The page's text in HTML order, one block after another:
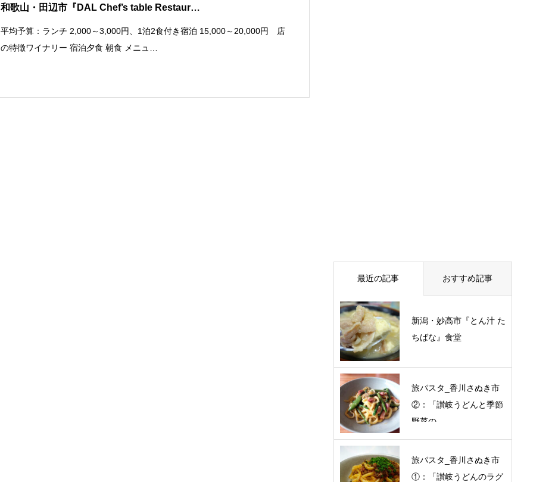
和歌山・田辺市『DAL Chef’s table Restaur…
平均予算：ランチ 2,000～3,000円、1泊2食付き宿泊 15,000～20,000円 店
の特徴ワイナリー 宿泊夕食 朝食 メニュ…
最近の記事 おすすめ記事
新潟・妙高市『とん汁 た
ちばな』食堂
旅パスタ_香川さぬき市
②：「讃岐うどんと季節
野菜の…
旅パスタ_香川さぬき市
①：「讃岐うどんのラグ